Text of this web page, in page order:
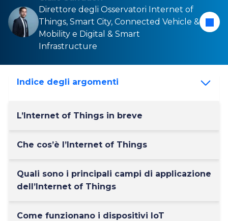
Direttore degli Osservatori Internet of
Things, Smart City, Connected Vehicle &
Mobility e Digital & Smart
Infrastructure
Indice degli argomenti
L’Internet of Things in breve
Che cos’è l’Internet of Things
Quali sono i principali campi di applicazione
dell’Internet of Things
Come funzionano i dispositivi IoT